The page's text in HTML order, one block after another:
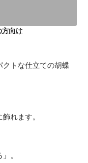
方向け
クトな仕立ての胡蝶
れます。
。